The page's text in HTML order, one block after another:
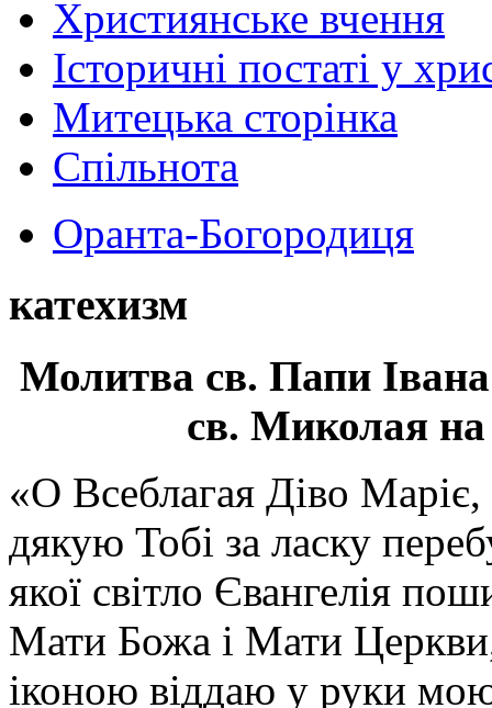
Християнське вчення
Історичні постаті у
Митецька сторінка
Спільнота
Оранта-Богородиця
катехизм
Молитва св. Папи
св. Миколая на
«О Всеблагая Діво
дякую Тобі за ласку
якої світло Євангелія
Мати Божа і Мати
іконою віддаю у руки